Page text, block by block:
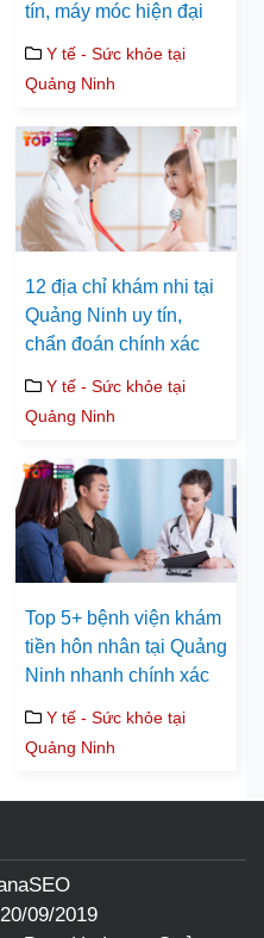
tín, máy móc hiện đại
Y tế - Sức khỏe tại
Quảng Ninh
12 địa chỉ khám nhi tại
Quảng Ninh uy tín,
chẩn đoán chính xác
Y tế - Sức khỏe tại
Quảng Ninh
Top 5+ bệnh viện khám
tiền hôn nhân tại Quảng
Ninh nhanh chính xác
Y tế - Sức khỏe tại
Quảng Ninh
09/2019